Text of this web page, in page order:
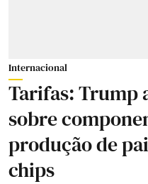
Internacional
Tarifas: Trump
sobre
produção de
chips